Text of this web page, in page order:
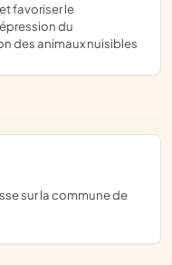
du
des animaux nuisibles